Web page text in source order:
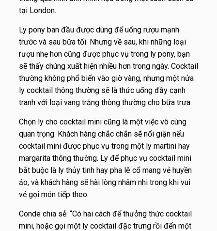
tại London.
Ly pony ban đầu được dùng để uống rượu mạnh
trước và sau bữa tối. Nhưng về sau, khi những loại
rượu nhẹ hơn cũng được phục vụ trong ly pony, bạn
sẽ thấy chúng xuất hiện nhiều hơn trong ngày. Cocktail
thường không phổ biến vào giờ vàng, nhưng một nửa
ly cocktail thông thường sẽ là thức uống đầy cạnh
tranh với loại vang trắng thông thường cho bữa trưa.
Chọn ly cho cocktail mini cũng là một việc vô cùng
quan trọng. Khách hàng chắc chắn sẽ nổi giận nếu
cocktail mini được phục vụ trong một ly martini hay
margarita thông thường. Ly để phục vụ cocktail mini
bắt buộc là ly thủy tinh hay pha lê cổ mang vẻ huyền
ảo, và khách hàng sẽ hài lòng nhâm nhi trong khi vui
vẻ gọi món tiếp theo.
Conde chia sẻ: “Có hai cách để thưởng thức cocktail
mini, hoặc gọi một ly cocktail đặc trưng rồi đến một